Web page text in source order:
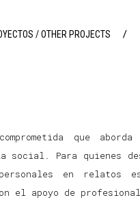
/ OTHER PROJECTS
/ ENGRAVING
/ WATERCOLOR
que
Para quienes
en relatos
el apoyo de